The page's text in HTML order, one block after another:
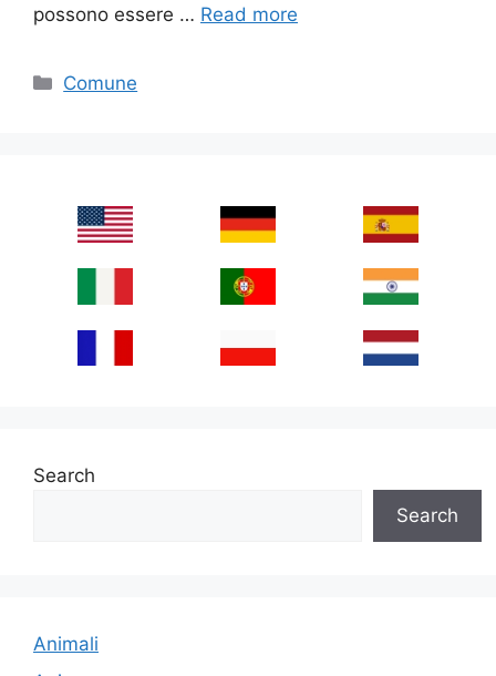
possono essere … Read more
Categories
Comune
Search
Search
Animali